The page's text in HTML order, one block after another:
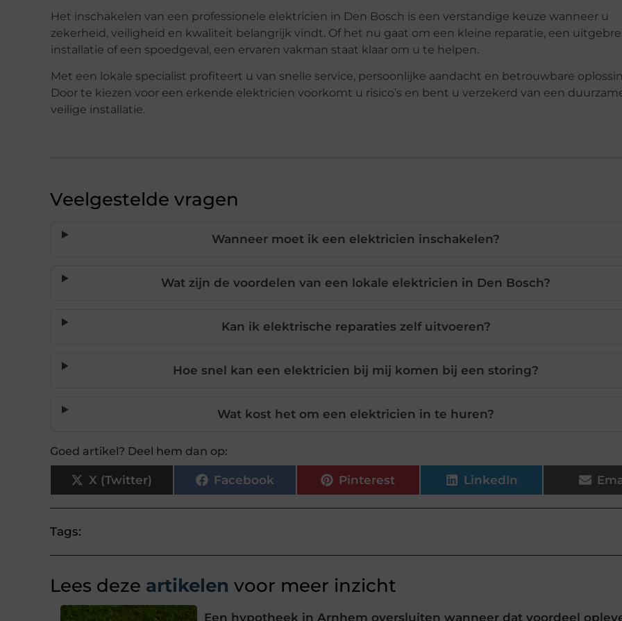
Het inschakelen van een professionele elektricien in Den Bosch is een verstandige keuze wanneer u
zekerheid, veiligheid en kwaliteit belangrijk vindt. Of het nu gaat om een kleine reparatie, een
installatie of een spoedgeval, een ervaren vakman staat klaar om u te helpen.
Met een lokale specialist profiteert u van snelle service, persoonlijke aandacht en betrouwbare
Door te kiezen voor een erkende elektricien voorkomt u risico’s en bent u verzekerd van een
veilige installatie.
Veelgestelde vragen
Wanneer moet ik een elektricien inschakelen?
Wat zijn de voordelen van een lokale elektricien in Den Bosch?
Kan ik elektrische reparaties zelf uitvoeren?
Hoe snel kan een elektricien bij mij komen bij een storing?
Wat kost het om een elektricien in te huren?
Goed artikel? Deel hem dan op:
X (Twitter) Facebook Pinterest LinkedIn
Tags:
Lees deze artikelen voor meer inzicht
Een hypotheek in Arnhem oversluiten wanneer dat voordeel